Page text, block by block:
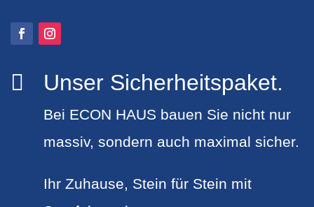
 Unser Sicherheitspaket.
Bei ECON HAUS bauen Sie nicht nur
massiv, sondern auch maximal sicher.
Ihr Zuhause, Stein für Stein mit